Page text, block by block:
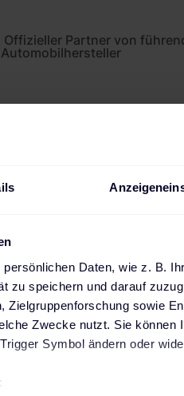
persönlichen Daten, wie z. B.
zu speichern und darauf
Zielgruppenforschung sowie
Zwecke nutzt. Sie können
Symbol ändern oder
Offizieller Partner von
Automobilhersteller
Technische Daten
Sie
jeder
bei Ihrem JUICE